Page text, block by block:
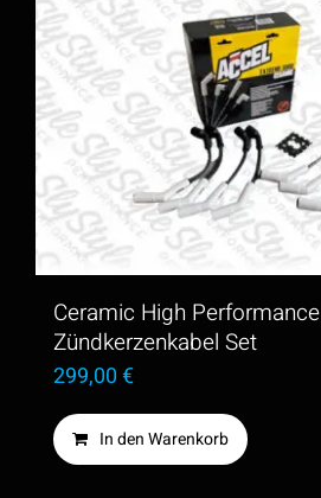
Ceramic High Performance
Zündkerzenkabel Set
299,00€
In den Warenkorb